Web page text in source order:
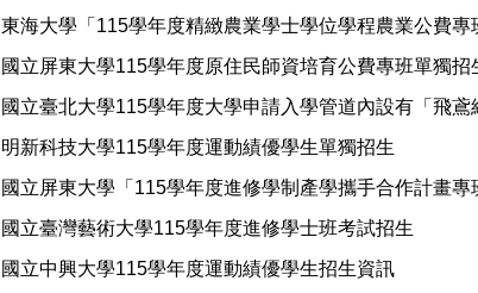
東海大學「115學年度精緻農業學士學位學程農業公費
國立屏東大學115學年度原住民師資培育公費專班單獨招
國立臺北大學115學年度大學申請入學管道內設有「飛鳶
明新科技大學115學年度運動績優學生單獨招生
國立屏東大學「115學年度進修學制產學攜手合作計畫
國立臺灣藝術大學115學年度進修學士班考試招生
國立中興大學115學年度運動績優學生招生資訊